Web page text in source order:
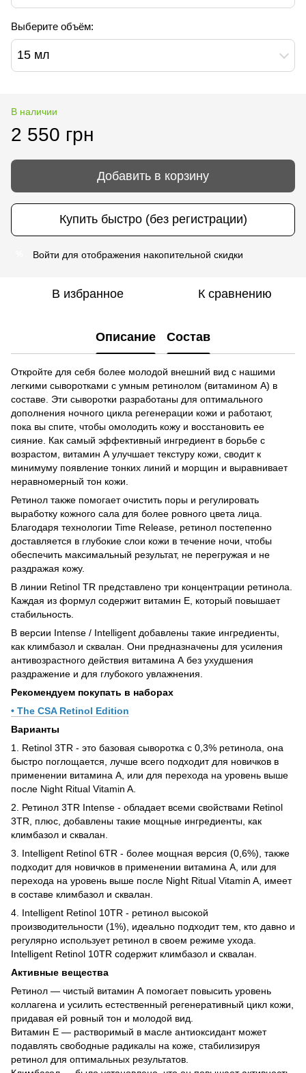
Выберите объём:
15 мл
В наличии
2 550 грн
Добавить в корзину
Купить быстро (без регистрации)
Войти для отображения накопительной скидки
В избранное К сравнению
Описание Состав
Откройте для себя более молодой внешний вид с нашими
легкими сыворотками с умным ретинолом (витамином А) в
составе. Эти сыворотки разработаны для оптимального
дополнения ночного цикла регенерации кожи и работают,
пока вы спите, чтобы омолодить кожу и восстановить ее
сияние. Как самый эффективный ингредиент в борьбе с
возрастом, витамин А улучшает текстуру кожи, сводит к
минимуму появление тонких линий и морщин и выравнивает
неравномерный тон кожи.
Ретинол также помогает очистить поры и регулировать
выработку кожного сала для более ровного цвета лица.
Благодаря технологии Time Release, ретинол постепенно
доставляется в глубокие слои кожи в течение ночи, чтобы
обеспечить максимальный результат, не перегружая и не
раздражая кожу.
В линии Retinol TR представлено три концентрации ретинола.
Каждая из формул содержит витамин Е, который повышает
стабильность.
В версии Intense / Intelligent добавлены такие ингредиенты,
как климбазол и сквалан. Они предназначены для усиления
антивозрастного действия витамина А без ухудшения
раздражение и для глубокого увлажнения.
Рекомендуем покупать в наборах
• The CSA Retinol Edition
Варианты
1. Retinol 3TR - это базовая сыворотка с 0,3% ретинола, она
быстро поглощается, лучше всего подходит для новичков в
применении витамина А, или для перехода на уровень выше
после Night Ritual Vitamin A.
2. Ретинол 3TR Intense - обладает всеми свойствами Retinol
3TR, плюс, добавлены такие мощные ингредиенты, как
климбазол и сквалан.
3. Intelligent Retinol 6TR - более мощная версия (0,6%), также
подходит для новичков в применении витамина А, или для
перехода на уровень выше после Night Ritual Vitamin A, имеет
в составе климбазол и сквалан.
4. Intelligent Retinol 10TR - ретинол высокой
производительности (1%), идеально подходит тем, кто давно и
регулярно использует ретинол в своем режиме ухода.
Intelligent Retinol 10TR содержит климбазол и сквалан.
Активные вещества
Ретинол — чистый витамин А помогает повысить уровень
коллагена и усилить естественный регенеративный цикл кожи,
придавая ей ровный тон и молодой вид.
Витамин Е — растворимый в масле антиоксидант может
подавлять свободные радикалы на коже, стабилизируя
ретинол для оптимальных результатов.